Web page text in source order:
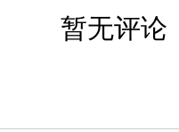
暂无评论